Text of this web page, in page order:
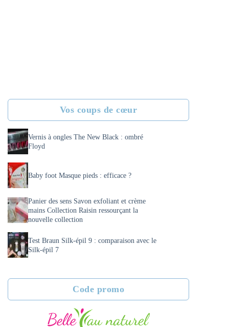
Vos coups de cœur
Vernis à ongles The New Black : ombré
Floyd
Baby foot Masque pieds : efficace ?
Panier des sens Savon exfoliant et crème
mains Collection Raisin ressourçant la
nouvelle collection
Test Braun Silk-épil 9 : comparaison avec le
Silk-épil 7
Code promo